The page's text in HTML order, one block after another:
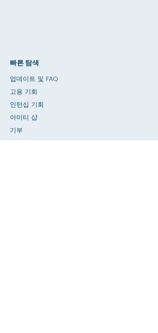
빠른 탐색
업데이트 및 FAQ
고용 기회
인턴십 기회
아미티 샵
기부
대여 공간